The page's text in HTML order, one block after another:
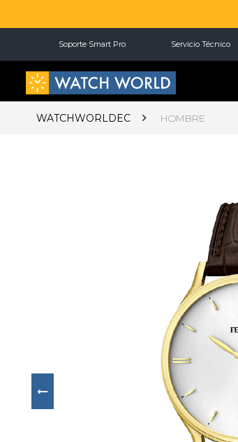
Soporte Smart Pro Servicio Técnico
WATCHWORLDEC HOMBRE